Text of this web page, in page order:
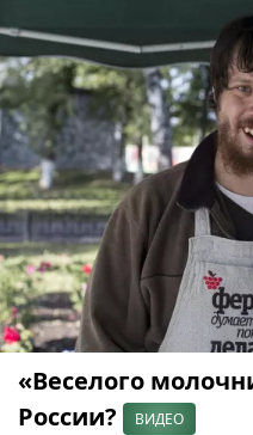
«Веселого
России?
ВИДЕО